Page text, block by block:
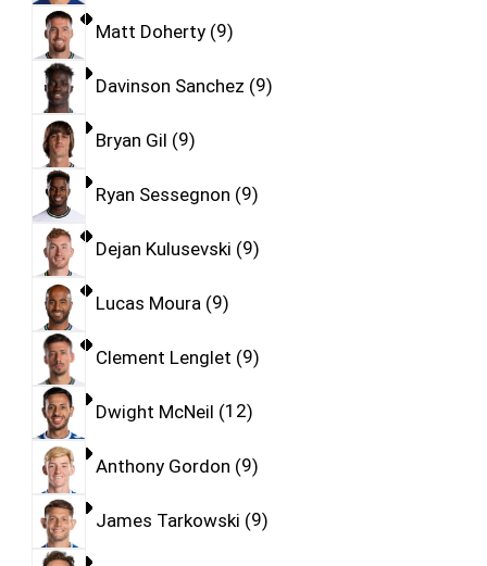
Matt Doherty 9
Davinson Sanchez 9
Bryan Gil 9
Ryan Sessegnon 9
Dejan Kulusevski 9
Lucas Moura 9
Clement Lenglet 9
Dwight McNeil 12
Anthony Gordon 9
James Tarkowski 9